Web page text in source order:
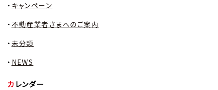
キャンペーン
不動産業者さまへのご案内
未分類
NEWS
カレンダー